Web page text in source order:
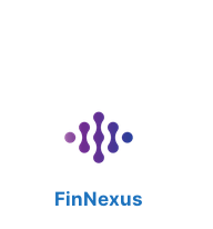
FinNexus